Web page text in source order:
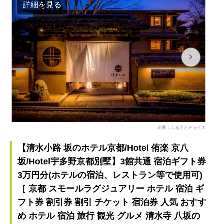
詳細を見る
出典：ふるさとチョイス
【清水小路 坂のホテル京都/Hotel 侑楽 京八
坂/Hotel宇多野京都別墅】3館共通 宿泊ギフト券
3万円分(ホテルの宿泊、レストラン等で使用可)
［ 京都 スモールラグジュアリー ホテル 宿泊 ギ
フト券 割引券 割引 チケット 宿泊券 人気 おすす
め ホテル 宿泊 旅行 観光 グルメ 清水寺 八坂の